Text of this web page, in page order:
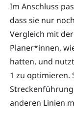
Im Anschluss
dass sie nur
Vergleich mit
Planer*innen,
hatten, und
1 zu optimieren.
Streckenführung
anderen Linien